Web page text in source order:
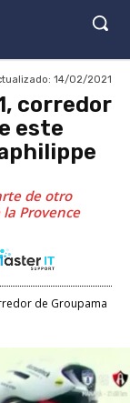
14/02/2021
corredor
este
de otro
Provence
de Groupama